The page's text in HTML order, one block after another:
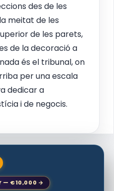
des de les
meitat de les
de les parets,
de la decoració a
és el tribunal, on
per una escala
dedicar a
i de negocis.
— €10,000 →